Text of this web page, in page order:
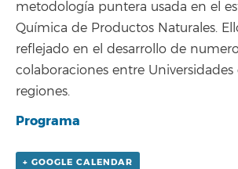
metodología puntera usada en el
Química de Productos Naturales.
reflejado en el desarrollo de
colaboraciones entre
regiones.
Programa
+ GOOGLE CALENDAR